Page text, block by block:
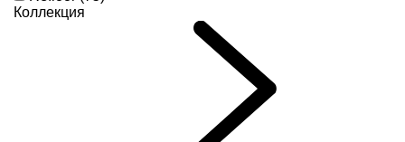
Коллекция